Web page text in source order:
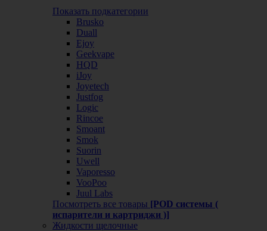
Показать подкатегории
Brusko
Duall
Ejoy
Geekvape
HQD
iJoy
Joyetech
Justfog
Logic
Rincoe
Smoant
Smok
Suorin
Uwell
Vaporesso
VooPoo
Juul Labs
Посмотреть все товары [POD системы (
испарители и картриджи )]
Жидкости щелочные